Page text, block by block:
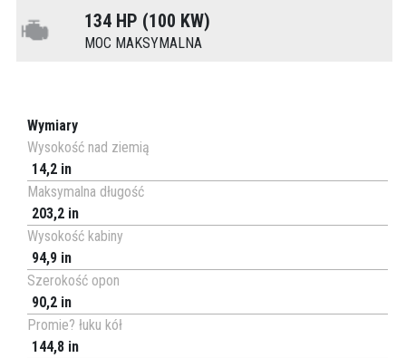
134 HP (100 KW)
MOC MAKSYMALNA
Wymiary
Wysokość nad ziemią
14,2 in
Maksymalna długość
203,2 in
Wysokość kabiny
94,9 in
Szerokość opon
90,2 in
Promie? łuku kół
144,8 in